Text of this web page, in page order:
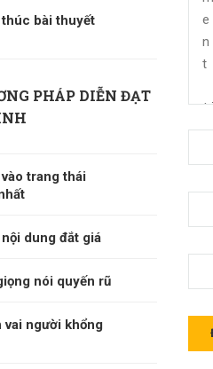
bài thuyết
PHÁP DIỄN ĐẠT
trang thái
dung đắt giá
nói quyến rũ
người khổng